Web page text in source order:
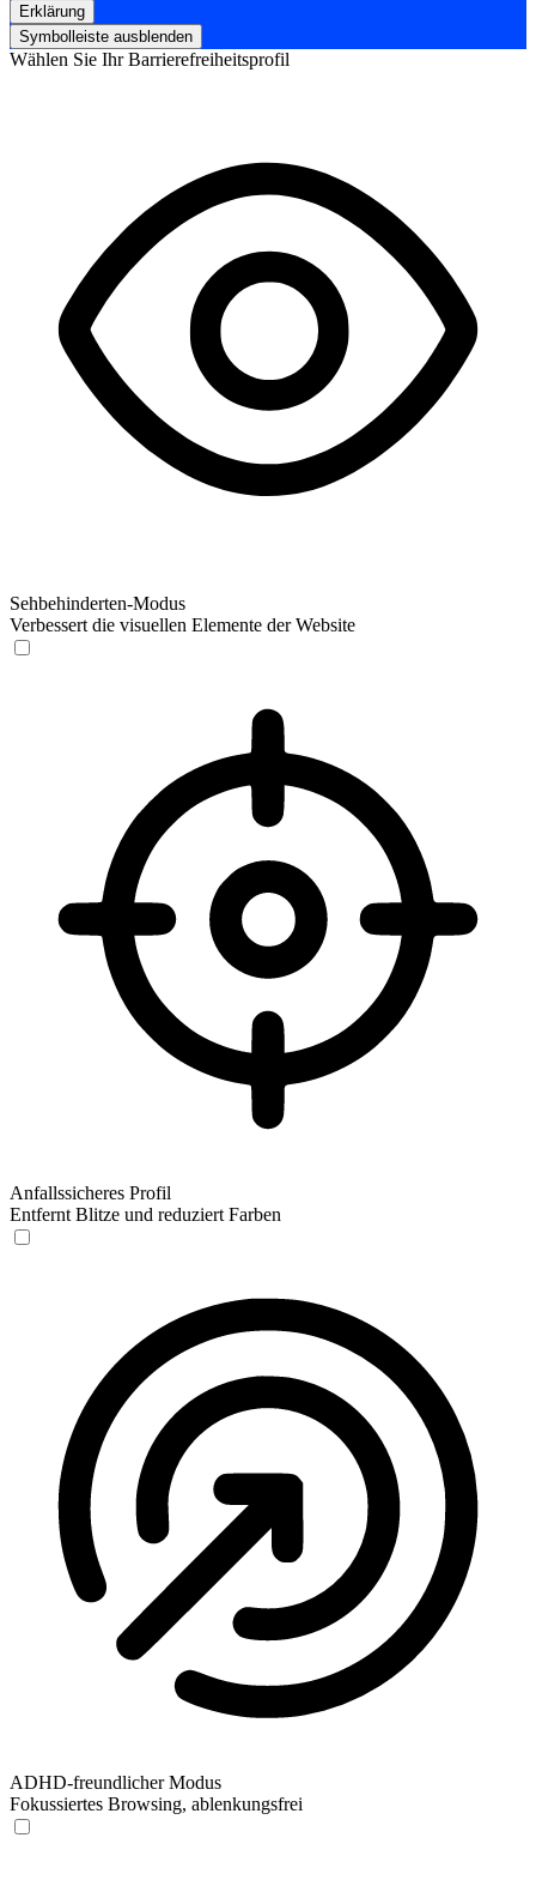
Erklärung
Symbolleiste ausblenden
Wählen Sie Ihr Barrierefreiheitsprofil
Sehbehinderten-Modus
Verbessert die visuellen Elemente der Website
Anfallssicheres Profil
Entfernt Blitze und reduziert Farben
ADHD-freundlicher Modus
Fokussiertes Browsing, ablenkungsfrei